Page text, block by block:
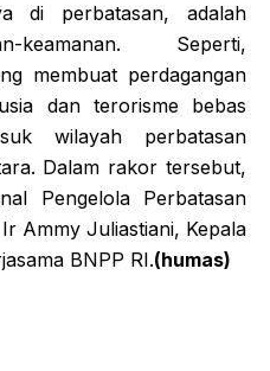
di perbatasan, adalah
keamanan. Seperti,
membuat perdagangan
dan terorisme bebas
wilayah perbatasan
Dalam rakor tersebut,
Pengelola Perbatasan
Ammy Juliastiani, Kepala
BNPP RI.(humas)